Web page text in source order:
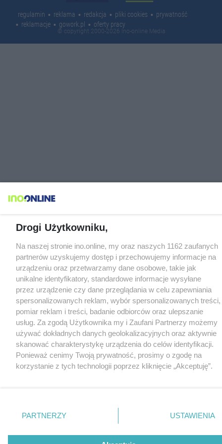
regulamin reklama redakcja pliki cookies
prywatność
reklamacje
gowork.pl oferty pracy
© copyright 2000-2026 Ino-online Media
Drogi Użytkowniku,
Na naszej stronie ino.online, my oraz naszych 1162 zaufanych
partnerów uzyskujemy dostęp i przechowujemy informacje na
urządzeniu oraz przetwarzamy dane osobowe, takie jak
unikalne identyfikatory, standardowe informacje wysyłane
przez urządzenie czy dane przeglądania w celu zapewniania
spersonalizowanych reklam, wybór spersonalizowanych treści,
pomiar reklam i treści, badanie odbiorców oraz ulepszanie
usług. Za zgodą Użytkownika my i Zaufani Partnerzy możemy
używać dokładnych danych geolokalizacyjnych oraz aktywnie
skanować charakterystykę urządzenia do celów identyfikacji.
Ponieważ cenimy Twoją prywatność, prosimy o zgodę na
korzystanie z tych technologii poprzez kliknięcie „Akceptuję”.
nie wymagają zgody użytkownika, ale masz prawo sprzeciwić
się takiemu przetwarzaniu. Preferencje będą miały
PARTNERZY USTAWIENIA